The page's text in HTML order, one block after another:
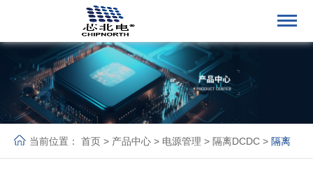
当前位置： 首页 > 产品中心 > 电源管理 > 隔离DCDC > 隔离